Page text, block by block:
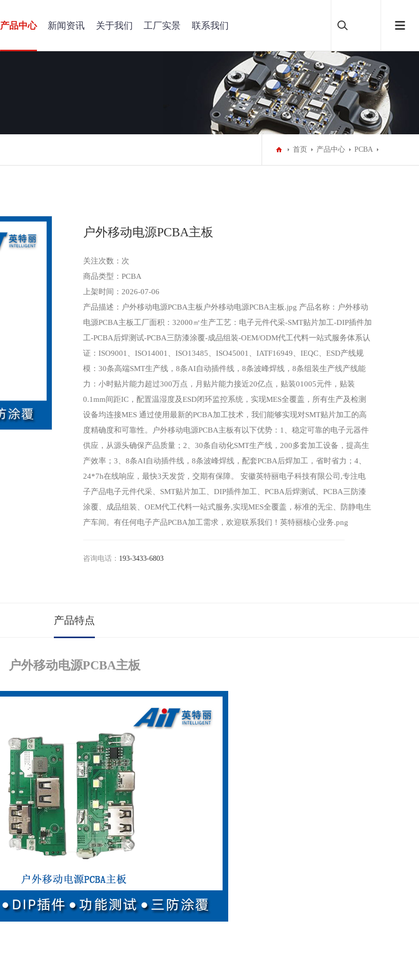
产品中心 新闻资讯 关于我们 工厂实景 联系我们
首页 产品中心 PCBA
户外移动电源PCBA主板
关注次数： 次
商品类型：PCBA
上架时间：2026-07-06
产品描述：户外移动电源PCBA主板户外移动电源PCBA主板.jpg 产品名称：户外移动
电源PCBA主板工厂面积：32000㎡生产工艺：电子元件代采-SMT贴片加工-DIP插件加
工-PCBA后焊测试-PCBA三防漆涂覆-成品组装-OEM/ODM代工代料一站式服务体系认
证：ISO9001、ISO14001、ISO13485、ISO45001、IATF16949、IEQC、ESD产线规
模：30条高端SMT生产线，8条AI自动插件线，8条波峰焊线，8条组装生产线产线能
力：小时贴片能力超过300万点，月贴片能力接近20亿点，贴装01005元件，贴装
0.1mm间距IC，配置温湿度及ESD闭环监控系统，实现MES全覆盖，所有生产及检测
设备均连接MES 通过使用最新的PCBA加工技术，我们能够实现对SMT贴片加工的高
度精确度和可靠性。户外移动电源PCBA主板有以下优势：1、稳定可靠的电子元器件
供应，从源头确保产品质量；2、30条自动化SMT生产线，200多套加工设备，提高生
产效率；3、8条AI自动插件线，8条波峰焊线，配套PCBA后焊加工，省时省力；4、
24*7h在线响应，最快3天发货，交期有保障。 安徽英特丽电子科技有限公司,专注电
子产品电子元件代采、SMT贴片加工、DIP插件加工、PCBA后焊测试、PCBA三防漆
涂覆、成品组装、OEM代工代料一站式服务,实现MES全覆盖，标准的无尘、防静电生
产车间。有任何电子产品PCBA加工需求，欢迎联系我们！英特丽核心业务.png​
咨询电话： 193-3433-6803
产品特点
户外移动电源PCBA主板